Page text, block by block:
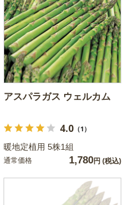
アスパラガス ウェルカム
4.0（1）
暖地定植用 5株1組
通常価格 1,780円 (税込)